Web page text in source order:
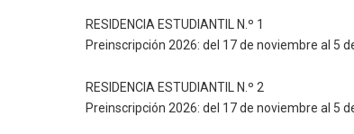
RESIDENCIA ESTUDIANTIL N.º 1
Preinscripción 2026: del 17 de noviembre al 5
RESIDENCIA ESTUDIANTIL N.º 2
Preinscripción 2026: del 17 de noviembre al 5